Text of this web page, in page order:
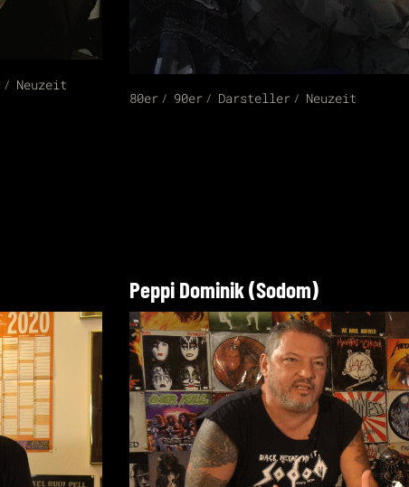
Neuzeit
80er 90er Darsteller Neuzeit
Peppi Dominik (Sodom)